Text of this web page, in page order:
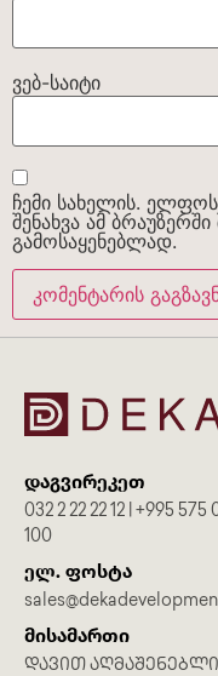
ვებ-საიტი
ჩემი სახელის.
შენახვა ამ
გამოსაყენებლად.
დაგვირეკეთ
032 2 22 22 12 | +995 575
100
ელ. ფოსტა
მისამართი
ᲓᲐᲕᲘᲗ